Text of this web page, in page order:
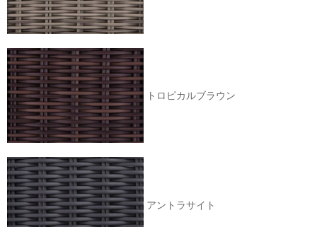
トロピカルブラウン
アントラサイト